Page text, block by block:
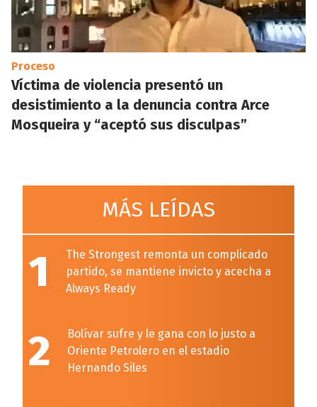
Proceso
Víctima de violencia presentó un
desistimiento a la denuncia contra Arce
Mosqueira y “aceptó sus disculpas”
MÁS LEÍDAS
1
The Strongest remonta un complicado
partido, se mantiene invicto y acecha a
Always Ready
2
Bolívar sufre y le gana con lo justo a
Oriente Petrolero en el estadio
Hernando Siles